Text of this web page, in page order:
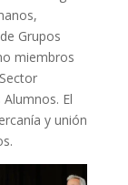
Grupos
miembros
El
y unión